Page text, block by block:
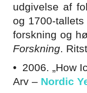
udgivelse af
og 1700-tallets
forskning og
Forskning.
• 2006. „How
Arv – Nordic